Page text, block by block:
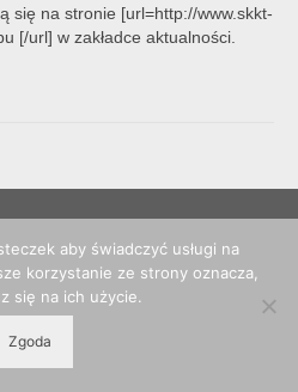
się na stronie [url=http://www.skkt-
[/url] w zakładce aktualności.
byKadence WP
aby świadczyć usługi na
korzystanie ze strony oznacza,
się na ich użycie.
Zgoda